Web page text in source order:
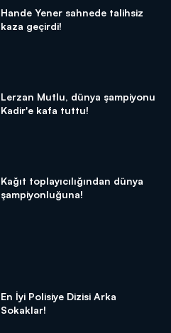
Hande Yener sahnede talihsiz
kaza geçirdi!
Lerzan Mutlu, dünya şampiyonu
Kadir'e kafa tuttu!
Kağıt toplayıcılığından dünya
şampiyonluğuna!
En İyi Polisiye Dizisi Arka
Sokaklar!